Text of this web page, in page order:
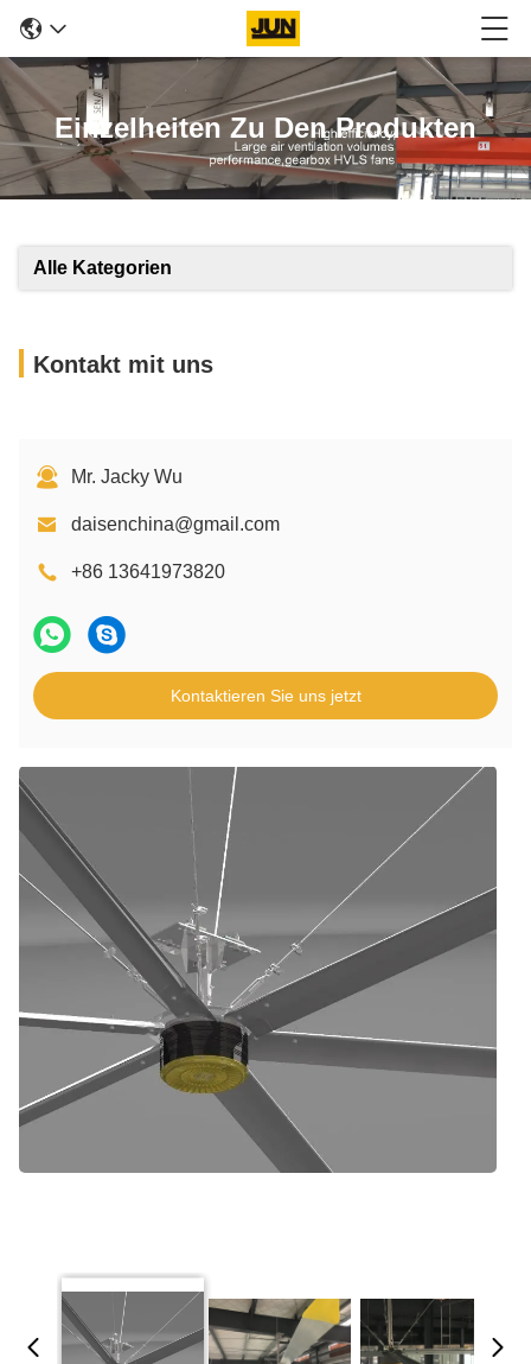
Einzelheiten Zu Den Produkten
Alle Kategorien
Kontakt mit uns
Mr. Jacky Wu
daisenchina@gmail.com
+86 13641973820
Kontaktieren Sie uns jetzt